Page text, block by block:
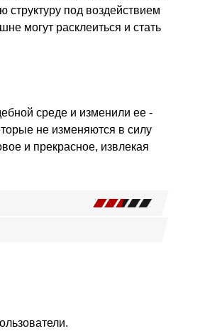
под воздействием
могут расклеиться и стать
среде и изменили ее -
не изменяются в силу
и прекрасное, извлекая